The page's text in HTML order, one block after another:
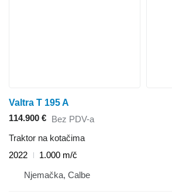
Valtra T 195 A
114.900 € Bez PDV-a
Traktor na kotačima
2022
1.000 m/č
Njemačka, Calbe